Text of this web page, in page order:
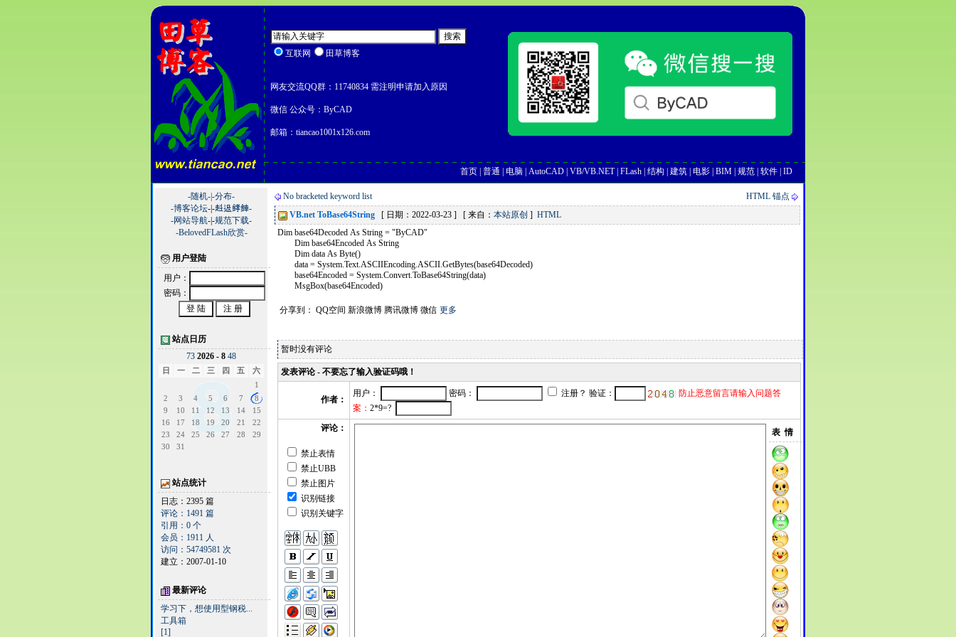
互联网 田草博客
网友交流QQ群：11740834 需注明申请加入原因
微信 公众号：ByCAD
邮箱：tiancao1001x126.com
首页 普通 电脑 AutoCAD VB/VB.NET| FLash 结构 建筑 电影 BIM 规范 软件 ID
-随机-|-分布-
-博客论坛-|-﨣﨤﨧﨨-
-网站导航-|-规范下载-
-BelovedFLash欣赏-
用户登陆
用户：
密码：
站点日历
73 2026 - 8 48
日 一 二 三 四 五
六
1
2
3 4 5 6 7
8
9
10 11 12 13 14
15
16
17 18 19 20 21
22
23
24 25 26 27 28
29
30
31
站点统计
日志：2395 篇
评论：1491 篇
引用：0 个
会员：1911 人
访问：54749581 次
建立：2007-01-10
最新评论
学习下，想使用型钢税...
工具箱
[1]
No bracketed keyword list
HTML 锚点
VB.net ToBase64String [ 日期：2022-03-23 ] [ 来自： 本站原创 ] HTML
Dim base64Decoded As String = "ByCAD"
Dim base64Encoded As String
Dim data As Byte()
data = System.Text.ASCIIEncoding.ASCII.GetBytes(base64Decoded)
base64Encoded = System.Convert.ToBase64String(data)
MsgBox(base64Encoded)
分享到： QQ空间 新浪微博 腾讯微博 微信 更多
暂时没有评论
发表评论 - 不要忘了输入验证码哦！
作者：
用户： 密码： 注册？ 验证：
防止恶意留言请输入问题答
案： 2*9=?
评论：
禁止表情
禁止UBB
禁止图片
识别链接
识别关键字
表 情